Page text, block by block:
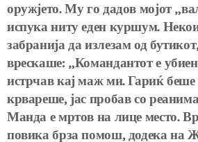
оружјето. Му го дадов мојот
испука ниту еден куршум.
забранија да излезам од
врескаше: „Командантот е
истрчав кај маж ми. Гариќ
крвареше, јас пробав со
Манда е мртов на лице место.
повика брза помош, додека на